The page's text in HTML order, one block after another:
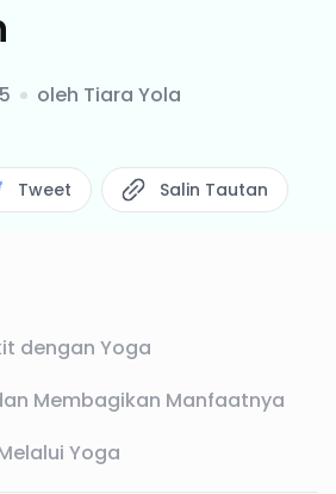
oleh Tiara Yola
Tweet Salin Tautan
dengan Yoga
Membagikan Manfaatnya
Yoga